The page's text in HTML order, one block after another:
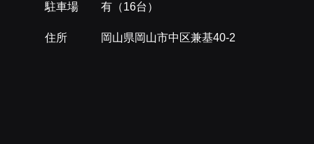
駐車場 有（16台）
住所 岡山県岡山市中区兼基40-2